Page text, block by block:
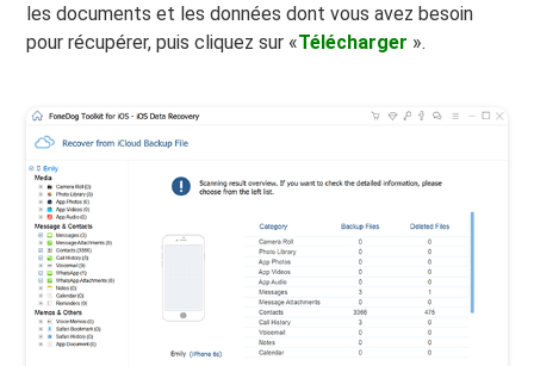
les documents et les données dont vous avez besoin
pour récupérer, puis cliquez sur «Télécharger ».